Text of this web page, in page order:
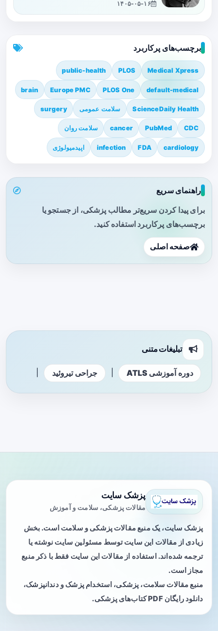
۱۴۰۵-۰۵-۱۶
برچسب‌های پرکاربرد
Medical Xpress
PLOS
public-health
default-medical
PLOS One
Europe PMC
brain
ScienceDaily Health سلامت عمومی surgery
CDC
PubMed
cancer سلامت روان
cardiology
FDA
infection اپیدمیولوژی
راهنمای سریع
برای پیدا کردن سریع‌تر مطالب پزشکی، از جستجو یا
برچسب‌های پرکاربرد استفاده کنید.
صفحه اصلی
تبلیغات متنی
دوره آموزشی ATLS جراحی تیروئید
پزشک سایت
مقالات پزشکی، سلامت و آموزش
پزشک سایت، یک منبع مقالات پزشکی و سلامت است. بخش
زیادی از مقالات این سایت توسط مسئولین سایت نوشته یا
ترجمه شده‌اند. استفاده از مقالات این سایت فقط با ذکر منبع
مجاز است.
منبع مقالات سلامت، پزشکی، استخدام پزشک و دندانپزشک،
دانلود رایگان PDF کتاب‌های پزشکی.